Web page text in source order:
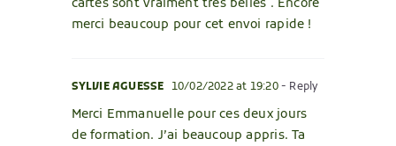
cartes sont vraiment tres belles . Encore
merci beaucoup pour cet envoi rapide !
SYLVIE AGUESSE 10/02/2022 at 19:20- Reply
Merci Emmanuelle pour ces deux jours
de formation. J’ai beaucoup appris. Ta